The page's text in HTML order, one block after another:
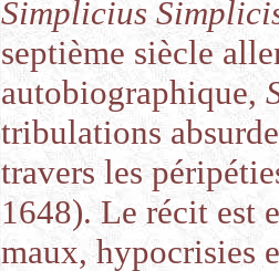
Simplicius
septième siècle
autobiographique,
tribulations
travers les
1648). Le récit est
maux, hypocrisies